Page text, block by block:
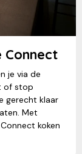
Connect
je via de
of stop
gerecht klaar
Met
koken